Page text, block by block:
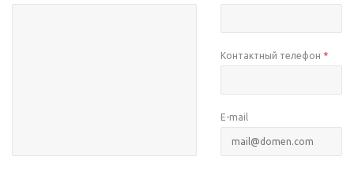
Контактный телефон *
E-mail